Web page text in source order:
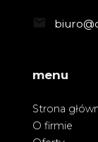
menu
Strona
O firmie